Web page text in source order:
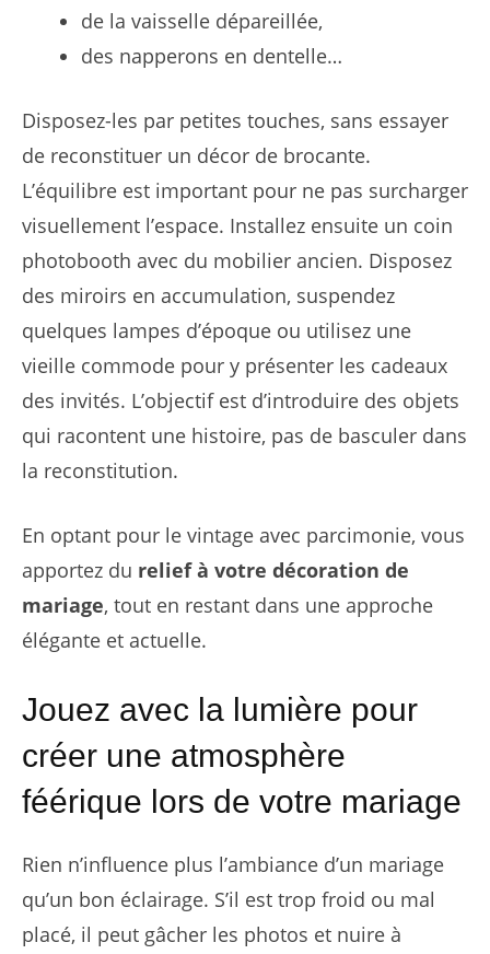
de la vaisselle dépareillée,
des napperons en dentelle…
Disposez-les par petites touches, sans essayer
de reconstituer un décor de brocante.
L’équilibre est important pour ne pas surcharger
visuellement l’espace. Installez ensuite un coin
photobooth avec du mobilier ancien. Disposez
des miroirs en accumulation, suspendez
quelques lampes d’époque ou utilisez une
vieille commode pour y présenter les cadeaux
des invités. L’objectif est d’introduire des objets
qui racontent une histoire, pas de basculer dans
la reconstitution.
En optant pour le vintage avec parcimonie, vous
apportez du relief à votre décoration de
mariage, tout en restant dans une approche
élégante et actuelle.
Jouez avec la lumière pour
créer une atmosphère
féérique lors de votre mariage
Rien n’influence plus l’ambiance d’un mariage
qu’un bon éclairage. S’il est trop froid ou mal
placé, il peut gâcher les photos et nuire à